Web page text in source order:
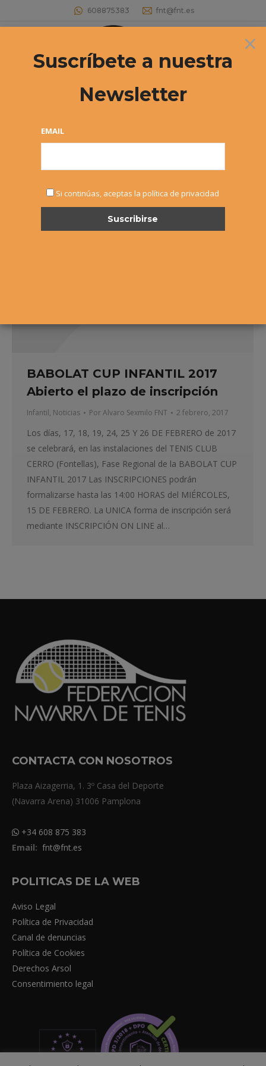
608875383 fnt@fnt.es
Buscar:
Archivos diarios: 2 febrero, 2017
BABOLAT CUP INFANTIL 2017
Abierto el plazo de inscripción
Infantil, Noticias PorAlvaro Sexmilo FNT 2 febrero, 2017
Los días, 17, 18, 19, 24, 25 Y 26 DE FEBRERO de 2017
se celebrará, en las instalaciones del TENIS CLUB
CERRO (Fontellas), Fase Regional de la BABOLAT CUP
INFANTIL 2017 Las INSCRIPCIONES podrán
formalizarse hasta las 14:00 HORAS del MIÉRCOLES,
15 DE FEBRERO. La UNICA forma de inscripción será
mediante INSCRIPCIÓN ON LINE al…
CONTACTA CON NOSOTROS
Plaza Aizagerria, 1. 3º Casa del Deporte
(Navarra Arena) 31006 Pamplona
+34 608 875 383
Email: fnt@fnt.es
POLITICAS DE LA WEB
Aviso Legal
Política de Privacidad
Canal de denuncias
Política de Cookies
Derechos Arsol
Consentimiento legal
×
Suscríbete a nuestra
Newsletter
EMAIL
Si continúas, aceptas la política de privacidad